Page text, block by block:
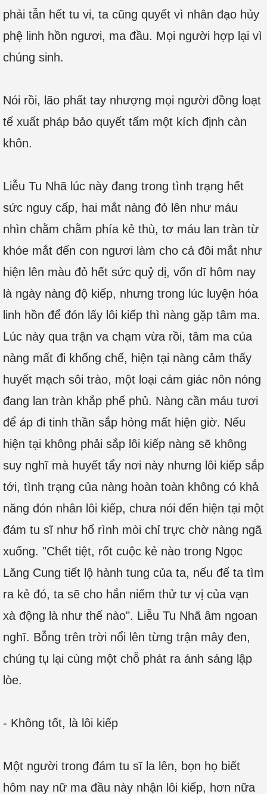
phải tẫn hết tu vi, ta cũng quyết vì nhân đạo hủy
phệ linh hồn ngươi, ma đầu. Mọi người hợp lại vì
chúng sinh.
Nói rồi, lão phất tay nhượng mọi người đồng loạt
tế xuất pháp bảo quyết tấm một kích định càn
khôn.
Liễu Tu Nhã lúc này đang trong tình trạng hết
sức nguy cấp, hai mắt nàng đỏ lên như máu
nhìn chằm chằm phía kẻ thù, tơ máu lan tràn từ
khóe mắt đến con ngươi làm cho cả đôi mắt như
hiện lên màu đỏ hết sức quỷ dị, vốn dĩ hôm nay
là ngày nàng độ kiếp, nhưng trong lúc luyện hóa
linh hồn để đón lấy lôi kiếp thì nàng gặp tâm ma.
Lúc này qua trận va chạm vừa rồi, tâm ma của
nàng mất đi khống chế, hiện tại nàng cảm thấy
huyết mạch sôi trào, một loại cảm giác nôn nóng
đang lan tràn khắp phế phủ. Nàng cần máu tươi
để áp đi tinh thần sắp hỏng mất hiện giờ. Nếu
hiện tại không phải sắp lôi kiếp nàng sẽ không
suy nghĩ mà huyết tẩy nơi này nhưng lôi kiếp sắp
tới, tình trạng của nàng hoàn toàn không có khả
năng đón nhân lôi kiếp, chưa nói đến hiện tại một
đám tu sĩ như hổ rình mòi chỉ trực chờ nàng ngã
xuống. "Chết tiệt, rốt cuộc kẻ nào trong Ngọc
Lăng Cung tiết lộ hành tung của ta, nếu để ta tìm
ra kẻ đó, ta sẽ cho hắn niếm thử tư vị của vạn
xà động là như thế nào". Liễu Tu Nhã âm ngoan
nghĩ. Bỗng trên trời nổi lên từng trận mây đen,
chúng tụ lại cùng một chỗ phát ra ánh sáng lập
lòe.
- Không tốt, là lôi kiếp
Một người trong đám tu sĩ la lên, bọn họ biết
hôm nay nữ ma đầu này nhận lôi kiếp, hơn nữa